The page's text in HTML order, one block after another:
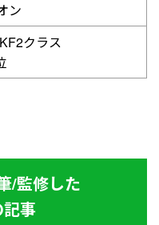
ン
クラス
/監修した
事